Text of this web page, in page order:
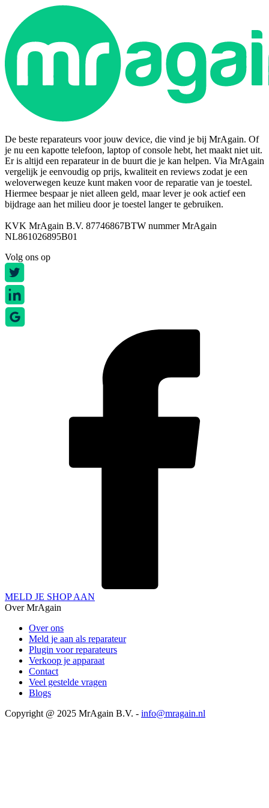
De beste reparateurs voor jouw device, die vind je bij MrAgain. Of
je nu een kapotte telefoon, laptop of console hebt, het maakt niet uit.
Er is altijd een reparateur in de buurt die je kan helpen. Via MrAgain
vergelijk je eenvoudig op prijs, kwaliteit en reviews zodat je een
weloverwegen keuze kunt maken voor de reparatie van je toestel.
Hiermee bespaar je niet alleen geld, maar lever je ook actief een
bijdrage aan het milieu door je toestel langer te gebruiken.
KVK MrAgain B.V. 87746867BTW nummer MrAgain
NL861026895B01
Volg ons op
MELD JE SHOP AAN
Over MrAgain
Over ons
Meld je aan als reparateur
Plugin voor reparateurs
Verkoop je apparaat
Contact
Veel gestelde vragen
Blogs
Copyright @ 2025 MrAgain B.V. - info@mragain.nl